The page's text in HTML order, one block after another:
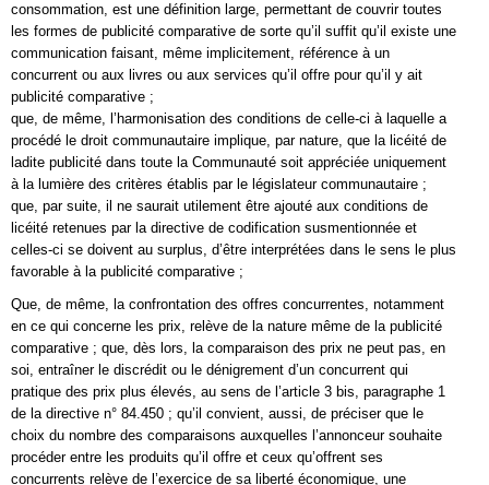
consommation, est une définition large, permettant de couvrir toutes
les formes de publicité comparative de sorte qu’il suffit qu’il existe une
communication faisant, même implicitement, référence à un
concurrent ou aux livres ou aux services qu’il offre pour qu’il y ait
publicité comparative ;
que, de même, l’harmonisation des conditions de celle-ci à laquelle a
procédé le droit communautaire implique, par nature, que la licéité de
ladite publicité dans toute la Communauté soit appréciée uniquement
à la lumière des critères établis par le législateur communautaire ;
que, par suite, il ne saurait utilement être ajouté aux conditions de
licéité retenues par la directive de codification susmentionnée et
celles-ci se doivent au surplus, d’être interprétées dans le sens le plus
favorable à la publicité comparative ;
Que, de même, la confrontation des offres concurrentes, notamment
en ce qui concerne les prix, relève de la nature même de la publicité
comparative ; que, dès lors, la comparaison des prix ne peut pas, en
soi, entraîner le discrédit ou le dénigrement d’un concurrent qui
pratique des prix plus élevés, au sens de l’article 3 bis, paragraphe 1
de la directive n° 84.450 ; qu’il convient, aussi, de préciser que le
choix du nombre des comparaisons auxquelles l’annonceur souhaite
procéder entre les produits qu’il offre et ceux qu’offrent ses
concurrents relève de l’exercice de sa liberté économique, une